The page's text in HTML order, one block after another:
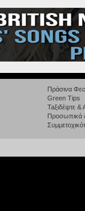
Πράσινα
Green Tips
Taξιδέψτε
Προσωπικά